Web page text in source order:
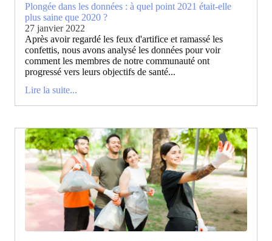
Plongée dans les données : à quel point 2021 était-elle
plus saine que 2020 ?
27 janvier 2022
Après avoir regardé les feux d'artifice et ramassé les
confettis, nous avons analysé les données pour voir
comment les membres de notre communauté ont
progressé vers leurs objectifs de santé...
Lire la suite...